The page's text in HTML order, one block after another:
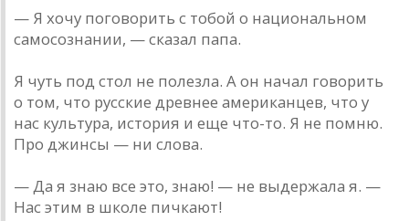
— Я хочу поговорить с тобой о национальном
самосознании, — сказал папа.
Я чуть под стол не полезла. А он начал говорить
о том, что русские древнее американцев, что у
нас культура, история и еще что-то. Я не помню.
Про джинсы — ни слова.
— Да я знаю все это, знаю! — не выдержала я. —
Нас этим в школе пичкают!